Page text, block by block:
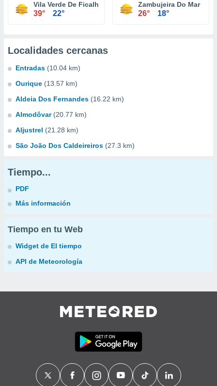
Vila Verde De Ficalho
39° 22°
Zambujeira Do Mar
26° 18°
Localidades cercanas
Entradas (10.04 km)
Ourique (13.57 km)
Aldeia Dos Fernandes (16.22 km)
Almodôvar (20.77 km)
Aljustrel (21.28 km)
São João Dos Caldeireiros (27.3 km)
Tiempo...
PDF
Más información
Tiempo en tu Web
Widget de El tiempo
API de Meteorología